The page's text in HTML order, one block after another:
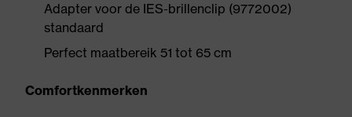
Adapter voor de IES-brillenclip (9772002)
standaard
Perfect maatbereik 51 tot 65 cm
Comfortkenmerken